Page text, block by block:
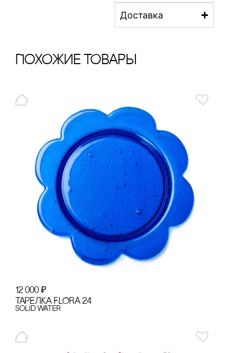
Доставка
ПохОжИе тОваРы
12 000 ₽
ТАРЕЛКА FLORA 24
Solid Water